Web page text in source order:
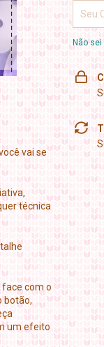
vai se
técnica
face com o
botão,
um efeito
Não sei